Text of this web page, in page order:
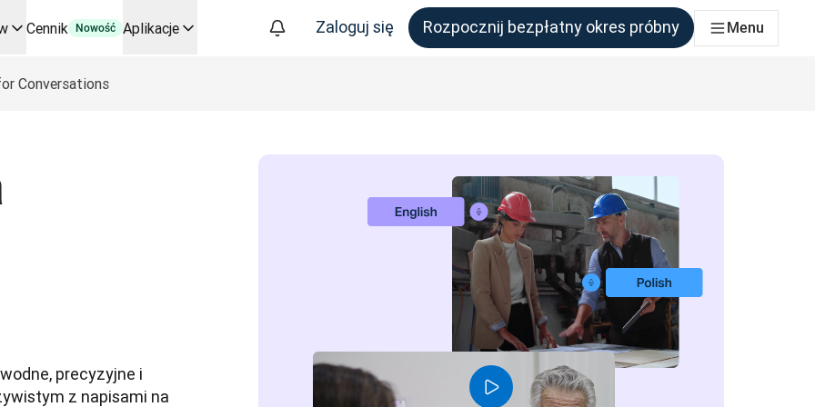
zastosowań i integracji
tłumaczeniowe od początku do końca – dla każdego zespołu, który tego potrzebuje
API
Cennik Nowość Aplikacje Zaloguj się Rozpocznij bezpłatny okres próbny Menu
Conversations
precyzyjne i
z napisami na